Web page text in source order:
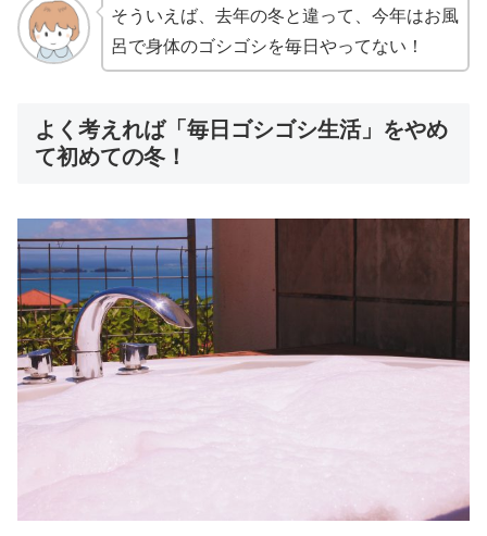
そういえば、去年の冬と違って、今年はお風
呂で身体のゴシゴシを毎日やってない！
よく考えれば「毎日ゴシゴシ生活」をやめ
て初めての冬！